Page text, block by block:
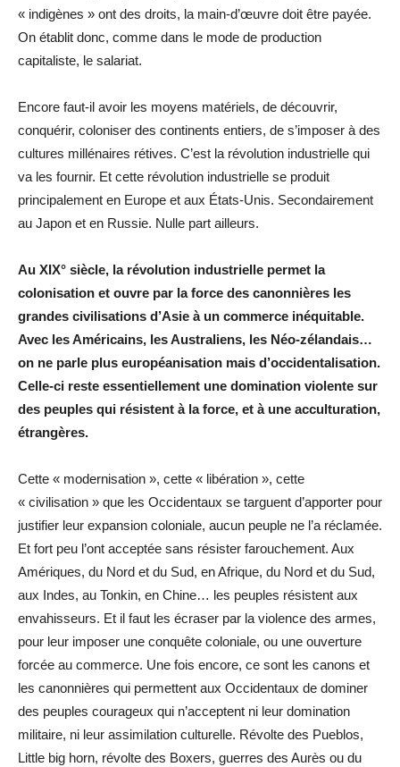
« indigènes » ont des droits, la main-d’œuvre doit être payée.
On établit donc, comme dans le mode de production
capitaliste, le salariat.
Encore faut-il avoir les moyens matériels, de découvrir,
conquérir, coloniser des continents entiers, de s’imposer à des
cultures millénaires rétives. C’est la révolution industrielle qui
va les fournir. Et cette révolution industrielle se produit
principalement en Europe et aux États-Unis. Secondairement
au Japon et en Russie. Nulle part ailleurs.
Au XIX° siècle, la révolution industrielle permet la
colonisation et ouvre par la force des canonnières les
grandes civilisations d’Asie à un commerce inéquitable.
Avec les Américains, les Australiens, les Néo-zélandais…
on ne parle plus européanisation mais d’occidentalisation.
Celle-ci reste essentiellement une domination violente sur
des peuples qui résistent à la force, et à une acculturation,
étrangères.
Cette « modernisation », cette « libération », cette
« civilisation » que les Occidentaux se targuent d’apporter pour
justifier leur expansion coloniale, aucun peuple ne l’a réclamée.
Et fort peu l’ont acceptée sans résister farouchement. Aux
Amériques, du Nord et du Sud, en Afrique, du Nord et du Sud,
aux Indes, au Tonkin, en Chine… les peuples résistent aux
envahisseurs. Et il faut les écraser par la violence des armes,
pour leur imposer une conquête coloniale, ou une ouverture
forcée au commerce. Une fois encore, ce sont les canons et
les canonnières qui permettent aux Occidentaux de dominer
des peuples courageux qui n’acceptent ni leur domination
militaire, ni leur assimilation culturelle. Révolte des Pueblos,
Little big horn, révolte des Boxers, guerres des Aurès ou du